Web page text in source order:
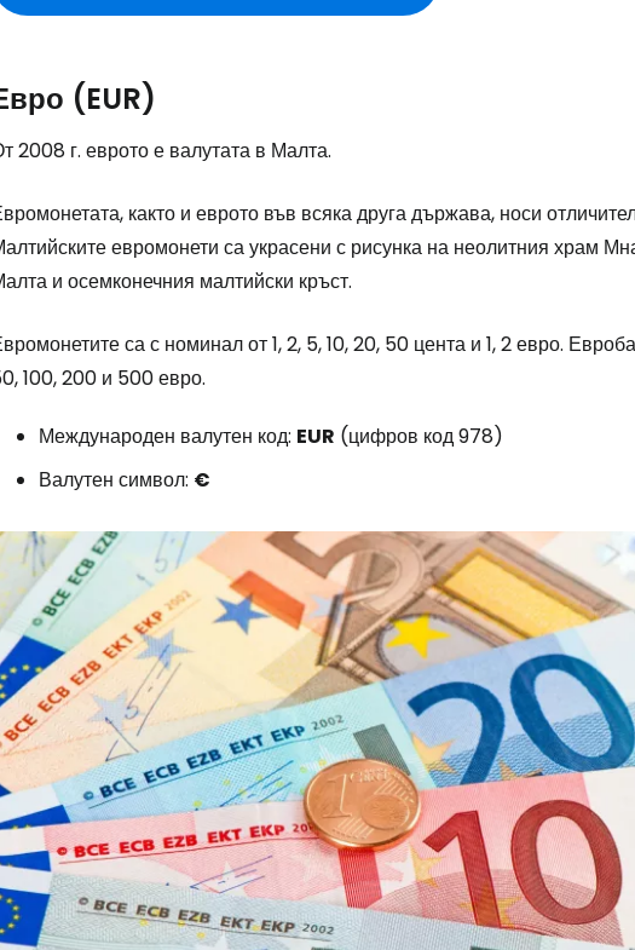
(EUR)
2008 г. еврото е валутата в Малта.
както и еврото във всяка друга държава, носи
евромонети са украсени с рисунка на неолитния храм
и осемконечния малтийски кръст.
са с номинал от 1, 2, 5, 10, 20, 50 цента и 1, 2 евро.
100, 200 и 500 евро.
Международен валутен код: EUR (цифров код 978)
Валутен символ: €